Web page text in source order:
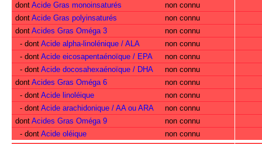
dont Acide Gras monoinsaturés
non connu
dont Acide Gras polyinsaturés
non connu
dont Acides Gras Oméga 3
non connu
- dont Acide alpha-linolénique / ALA
non connu
- dont Acide eicosapentaénoïque / EPA
non connu
- dont Acide docosahexaénoïque / DHA
non connu
dont Acides Gras Oméga 6
non connu
- dont Acide linoléique
non connu
- dont Acide arachidonique / AA ou ARA
non connu
dont Acides Gras Oméga 9
non connu
- dont Acide oléique
non connu